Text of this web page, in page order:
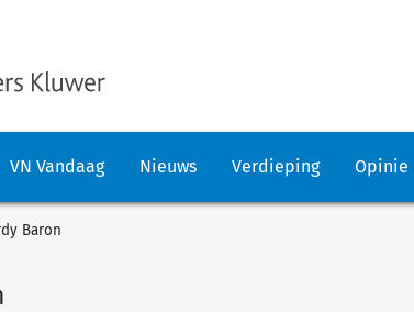
VN Vandaag Nieuws Verdieping Opinie
Baron